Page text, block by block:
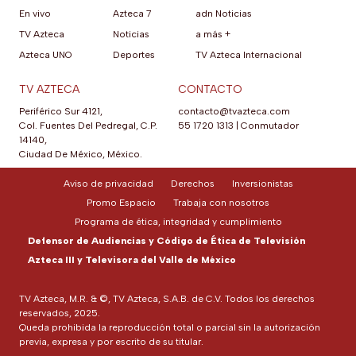
En vivo
TV Azteca
Azteca UNO
Azteca 7
Noticias
Deportes
adn Noticias
a más +
TV Azteca Internacional
TV AZTECA
Periférico Sur 4121,
Col. Fuentes Del Pedregal, C.P.
14140,
Ciudad De México, México.
CONTACTO
contacto@tvazteca.com
55 1720 1313
Conmutador
TV Azteca, M.R. & ©, TV Azteca, S.A.B. de C.V. Todos los derechos
reservados, 2025.
Queda prohibida la reproducción total o parcial sin la autorización
previa, expresa y por escrito de su titular.
Aviso de privacidad Derechos
Inversionistas
Promo Espacio
Trabaja con nosotros
Programa de ética, integridad y cumplimiento
Defensor de Audiencias y Código de Ética de Televisión
Azteca III y Televisora del Valle de México